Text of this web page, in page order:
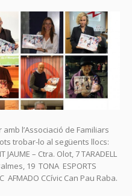
l’Associació de Familiars
trobar-lo al següents llocs:
JAUME – Ctra. Olot, 7 TARADELL
19 TONA ESPORTS
AFMADO CCívic Can Pau Raba.